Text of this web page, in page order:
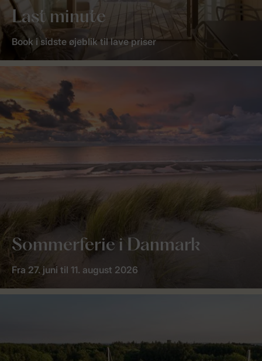
Last minute
Book i sidste øjeblik til lave priser
Sommerferie i Danmark
Fra 27. juni til 11. august 2026